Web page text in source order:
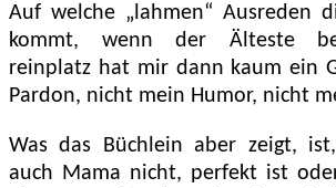
Auf welche „lahmen“ Ausreden
kommt, wenn der Älteste
reinplatz hat mir dann kaum ein
Pardon, nicht mein Humor, nicht
Was das Büchlein aber zeigt,
auch Mama nicht, perfekt ist